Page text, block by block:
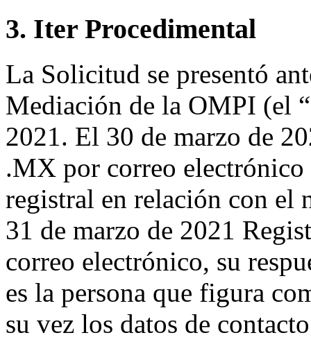
3. Iter Procedimental
La Solicitud se presentó
Mediación de la OMPI (el
2021. El 30 de marzo de
.MX por correo
registral en relación con el
31 de marzo de 2021
correo electrónico, su
es la persona que figura
su vez los datos de